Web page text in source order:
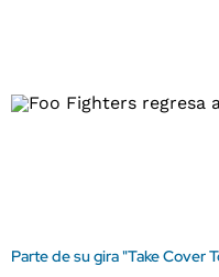
Parte de su gira "Take Cover